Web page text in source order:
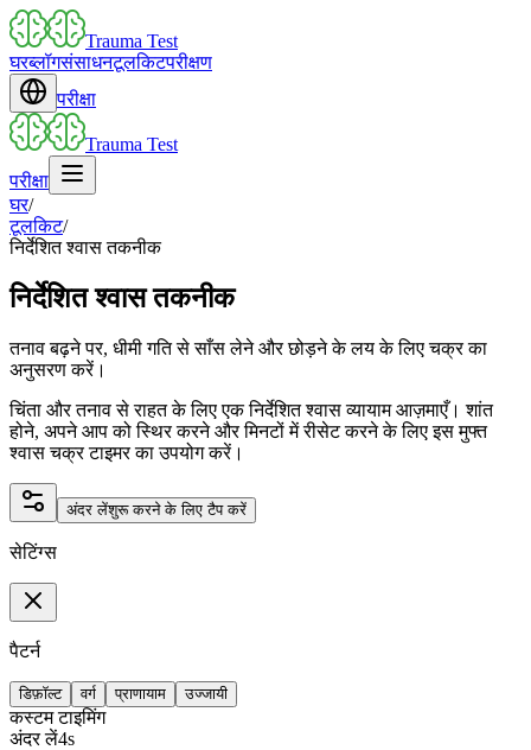
Trauma Test
घरब्लॉगसंसाधनटूलकिटपरीक्षण
परीक्षा
Trauma Test
परीक्षा
घर/
टूलकिट/
निर्देशित श्वास तकनीक
निर्देशित श्वास तकनीक
तनाव बढ़ने पर, धीमी गति से साँस लेने और छोड़ने के लय के लिए चक्र का
अनुसरण करें।
चिंता और तनाव से राहत के लिए एक निर्देशित श्वास व्यायाम आज़माएँ। शांत
होने, अपने आप को स्थिर करने और मिनटों में रीसेट करने के लिए इस मुफ्त
श्वास चक्र टाइमर का उपयोग करें।
अंदर लेंशुरू करने के लिए टैप करें
सेटिंग्स
पैटर्न
डिफ़ॉल्ट वर्ग प्राणायाम उज्जायी
कस्टम टाइमिंग
अंदर लें4s